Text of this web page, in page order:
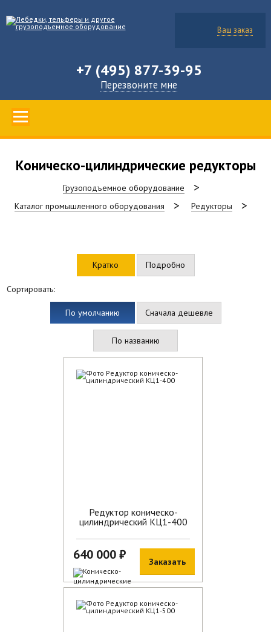
Ваш заказ
+7 (495) 877-39-95
Перезвоните мне
Коническо-цилиндрические редукторы
Грузоподъемное оборудование
Каталог промышленного оборудования
Редукторы
Кратко Подробно
Сортировать:
По умолчанию Сначала дешевле
По названию
Редуктор коническо-
цилиндрический КЦ1-400
640 000 ₽
В наличии
Заказать